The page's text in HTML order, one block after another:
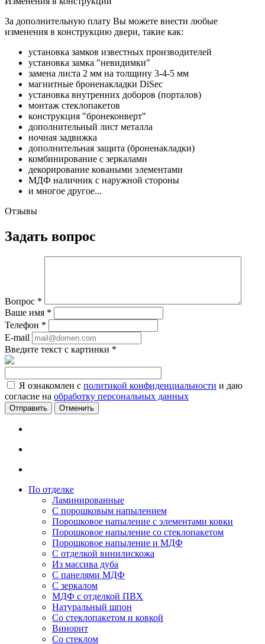
За дополнительную плату Вы можете внести любые
изменения в конструкцию двери, такие как:
установка замков известных производителей
установка замка "невидимки"
замена листа 2 мм на толщину 3-4-5 мм
магнитные броненакладки DiSec
установка внутренних доборов (порталов)
монтаж стеклопакетов
конструкция "бронеконверт"
дополнительный лист металла
ночная задвижка
дополнительная защита (броненакладки)
комбинирование с зеркалами
декорирование коваными элементами
МДФ наличник с наружной стороны
и многое другое...
Отзывы
Задать вопрос
Вопрос *
Ваше имя *
Телефон *
E-mail
Введите текст с картинки *
Я ознакомлен с политикой конфиденциальности и даю
согласие на обработку персональных данных
Отменить
По отделке
Ламинированные
С порошковым напылением
Порошковое напыление с элементами ковки
Порошковое напыление со стеклопакетом
Порошковое напыление и МДФ
С отделкой винилискожа
Из массива дуба
С панелями МДФ
С зеркалом
МДФ с отделкой ПВХ
Натуральный шпон
Со стеклопакетом и ковкой
Винорит
Со стеклом